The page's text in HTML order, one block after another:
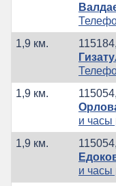
1,9 км.
1,9 км.
и часы
1,9 км.
и часы